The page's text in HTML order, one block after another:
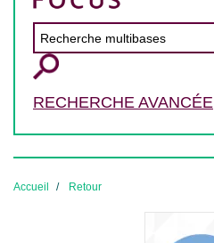
RECHERCHE AVANCÉE
Accueil Retour